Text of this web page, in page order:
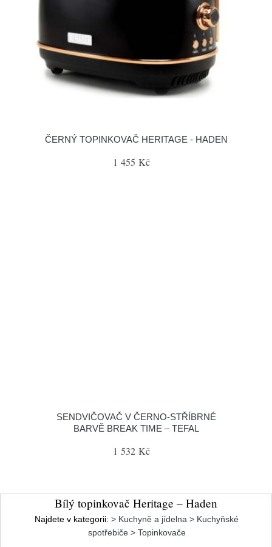
ČERNÝ TOPINKOVAČ HERITAGE - HADEN
1 455 Kč
SENDVIČOVAČ V ČERNO-STŘÍBRNÉ
BARVĚ BREAK TIME – TEFAL
1 532 Kč
Bílý topinkovač Heritage – Haden
Najdete v kategorii: > Kuchyně a jídelna > Kuchyňské
spotřebiče > Topinkovače